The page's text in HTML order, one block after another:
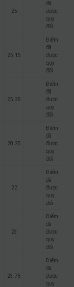
25
đã
được
quy
đổi
25.15
Điểm
đã
được
quy
đổi
25.25
Điểm
đã
được
quy
đổi
28.25
Điểm
đã
được
quy
đổi
22
Điểm
đã
được
quy
đổi
23
Điểm
đã
được
quy
đổi
23.75
Điểm
đã
được
quy